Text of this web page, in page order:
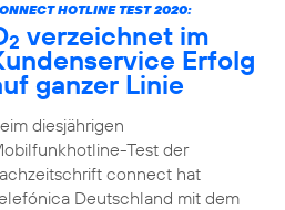
HOTLINE TEST 2020:
2 verzeichnet im
Erfolg
ganzer Linie
diesjährigen
Test der
connect hat
Deutschland mit dem